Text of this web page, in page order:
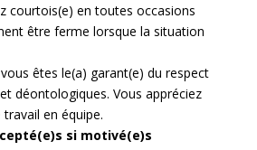
courtois(e) en toutes occasions
être ferme lorsque la situation
êtes le(a) garant(e) du respect
déontologiques. Vous appréciez
en équipe.
si motivé(e)s